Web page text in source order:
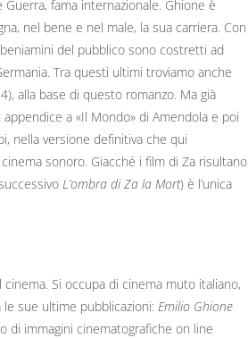
fama internazionale. Ghione è
nel bene e nel male, la sua carriera. Con
del pubblico sono costretti ad
Tra questi ultimi troviamo anche
alla base di questo romanzo. Ma già
a «Il Mondo» di Amendola e poi
nella versione definitiva che qui
sonoro. Giacché i film di Za risultano
L’ombra di Za la Mort) è l’unica
Si occupa di cinema muto italiano,
sue ultime pubblicazioni: Emilio Ghione
di immagini cinematografiche on line